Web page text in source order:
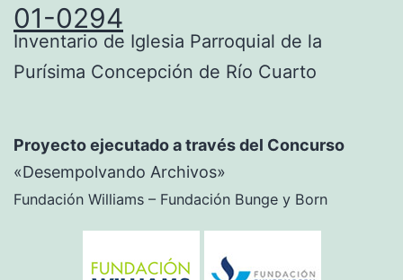
01-0294
Inventario de Iglesia Parroquial de la
Purísima Concepción de Río Cuarto
Proyecto ejecutado a través del Concurso
«Desempolvando Archivos»
Fundación Williams – Fundación Bunge y Born